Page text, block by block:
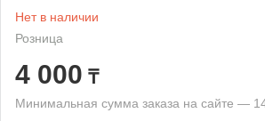
Нет в наличии
Розница
4 000 ₸
Минимальная сумма заказа на сайте —